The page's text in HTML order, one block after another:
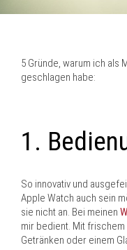
5 Gründe, warum ich als
geschlagen habe:
1.
So innovativ und
Apple Watch auch sein
sie nicht an. Bei meinen
mir bedient. Mit
Getränken oder einem